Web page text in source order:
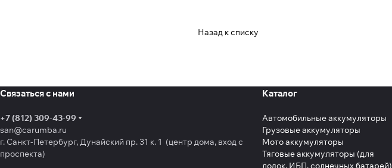
Назад к списку
Связаться с нами
+7 (812) 309-43-99
san@carumba.ru
г. Санкт-Петербург, Дунайский пр. 31 к. 1 (центр дома, вход с
проспекта)
Каталог
Автомобильные аккумуляторы
Грузовые аккумуляторы
Мото аккумуляторы
Тяговые аккумуляторы (для
лодок, ИБП, солнечных батарей)